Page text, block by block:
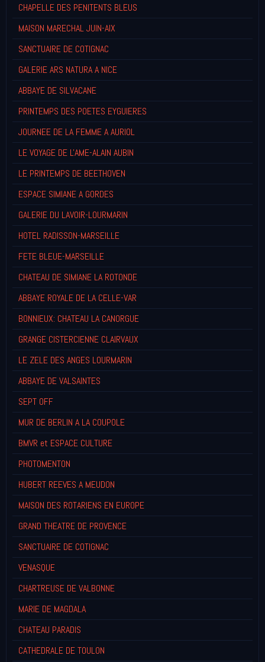
CHAPELLE DES PENITENTS BLEUS
MAISON MARECHAL JUIN-AIX
SANCTUAIRE DE COTIGNAC
GALERIE ARS NATURA A NICE
ABBAYE DE SILVACANE
PRINTEMPS DES POETES EYGUIERES
JOURNEE DE LA FEMME A AURIOL
LE VOYAGE DE L'AME-ALAIN AUBIN
LE PRINTEMPS DE BEETHOVEN
ESPACE SIMIANE A GORDES
GALERIE DU LAVOIR-LOURMARIN
HOTEL RADISSON-MARSEILLE
FETE BLEUE-MARSEILLE
CHATEAU DE SIMIANE LA ROTONDE
ABBAYE ROYALE DE LA CELLE-VAR
BONNIEUX: CHATEAU LA CANORGUE
GRANGE CISTERCIENNE CLAIRVAUX
LE ZELE DES ANGES LOURMARIN
ABBAYE DE VALSAINTES
SEPT OFF
MUR DE BERLIN A LA COUPOLE
BMVR et ESPACE CULTURE
PHOTOMENTON
HUBERT REEVES A MEUDON
MAISON DES ROTARIENS EN EUROPE
GRAND THEATRE DE PROVENCE
SANCTUAIRE DE COTIGNAC
VENASQUE
CHARTREUSE DE VALBONNE
MARIE DE MAGDALA
CHATEAU PARADIS
CATHEDRALE DE TOULON